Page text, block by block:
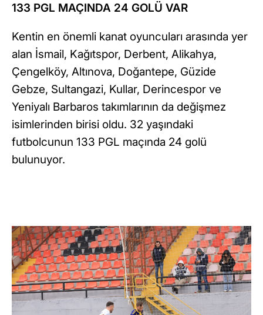
133 PGL MAÇINDA 24 GOLÜ VAR
Kentin en önemli kanat oyuncuları arasında yer
alan İsmail, Kağıtspor, Derbent, Alikahya,
Çengelköy, Altınova, Doğantepe, Güzide
Gebze, Sultangazi, Kullar, Derincespor ve
Yeniyalı Barbaros takımlarının da değişmez
isimlerinden birisi oldu. 32 yaşındaki
futbolcunun 133 PGL maçında 24 golü
bulunuyor.